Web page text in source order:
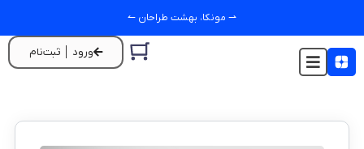
⇀ مونکا، بهشت طراحان ↼
ورود │ ثبت‌نام